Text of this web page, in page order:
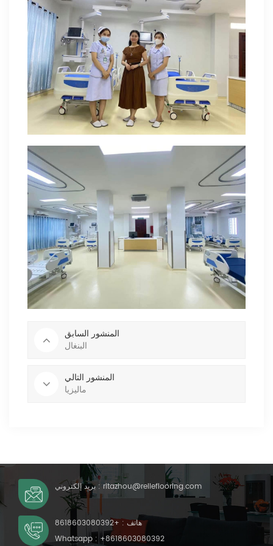
المنشور السابق
البنغال
المنشور التالي
ماليزيا
بريد إلكتروني : ritazhou@relleflooring.com
هاتف : +8618603080392
Whatsapp : +8618603080392